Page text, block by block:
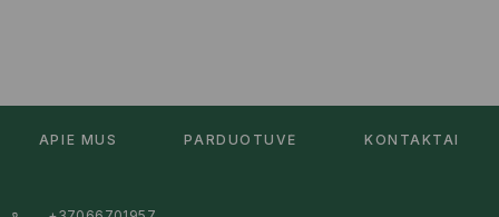
APIE MUS PARDUOTUVĖ KONTAKTAI